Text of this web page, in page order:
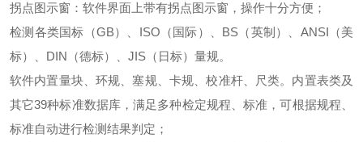
拐点图示窗：软件界面上带有拐点图示窗，操作十分方便；
检测各类国标（GB）、 ISO （国际）、 BS （英制）、 ANSI （美
标）、 DIN （德标）、 JIS （日标）量规。
软件内置量块、环规、塞规、卡规、校准杆、尺类。内置表类及
其它39种标准数据库，满足多种检定规程、标准，可根据规程、
标准自动进行检测结果判定；